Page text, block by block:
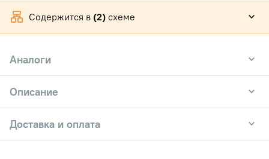
Содержится в (2) схеме
Аналоги
Описание
Доставка и оплата